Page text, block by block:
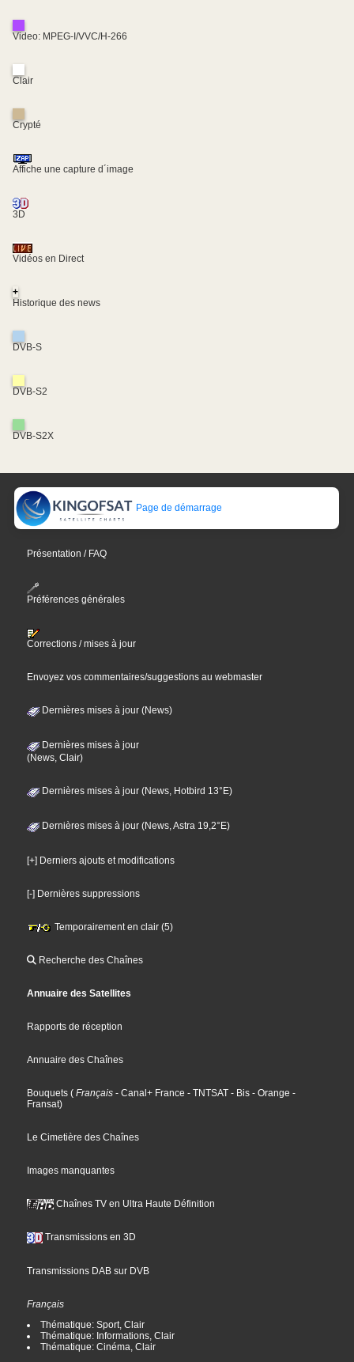
Video: MPEG-I/VVC/H-266
Clair
Crypté
Affiche une capture d´image
3D
Vidéos en Direct
+
Historique des news
DVB-S
DVB-S2
DVB-S2X
Page de démarrage
Présentation / FAQ
Préférences générales
Corrections / mises à jour
Envoyez vos commentaires/suggestions au webmaster
Dernières mises à jour (News)
Dernières mises à jour
(News, Clair)
Dernières mises à jour (News, Hotbird 13°E)
Dernières mises à jour (News, Astra 19,2°E)
[+] Derniers ajouts et modifications
[-] Dernières suppressions
Temporairement en clair (5)
Recherche des Chaînes
Annuaire des Satellites
Rapports de réception
Annuaire des Chaînes
Bouquets ( Français - Canal+ France - TNTSAT - Bis - Orange -
Fransat)
Le Cimetière des Chaînes
Images manquantes
Chaînes TV en Ultra Haute Définition
Transmissions en 3D
Transmissions DAB sur DVB
Français
Thématique: Sport, Clair
Thématique: Informations, Clair
Thématique: Cinéma, Clair